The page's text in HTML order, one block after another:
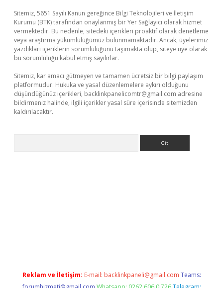
Sitemiz, 5651 Sayılı Kanun gereğince Bilgi Teknolojileri ve İletişim
Kurumu (BTK) tarafından onaylanmış bir Yer Sağlayıcı olarak hizmet
vermektedir. Bu nedenle, sitedeki içerikleri proaktif olarak denetleme
veya araştırma yükümlülüğümüz bulunmamaktadır. Ancak, üyelerimiz
yazdıkları içeriklerin sorumluluğunu taşımakta olup, siteye üye olarak
bu sorumluluğu kabul etmiş sayılırlar.
Sitemiz, kar amacı gütmeyen ve tamamen ücretsiz bir bilgi paylaşım
platformudur. Hukuka ve yasal düzenlemelere aykırı olduğunu
düşündüğünüz içerikleri, backlinkpanelicomtr@gmail.com adresine
bildirmeniz halinde, ilgili içerikler yasal süre içerisinde sitemizden
kaldırılacaktır.
Reklam ve İletişim: E-mail: backlinkpaneli@gmail.com Teams: